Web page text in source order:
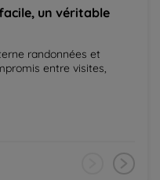
un véritable
randonnées et
entre visites,